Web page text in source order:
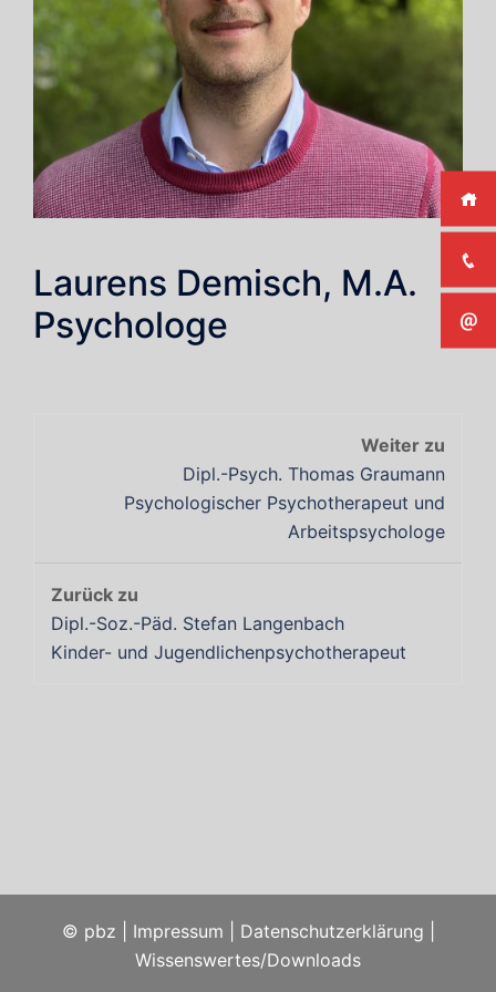
Laurens Demisch, M.A.
Psychologe
Dipl.-Psych. Thomas Graumann
Psychologischer Psychotherapeut und
Arbeitspsychologe
Dipl.-Soz.-Päd. Stefan Langenbach
Kinder- und Jugendlichenpsychotherapeut
© pbz | Impressum Datenschutzerklärung
Wissenswertes/Downloads